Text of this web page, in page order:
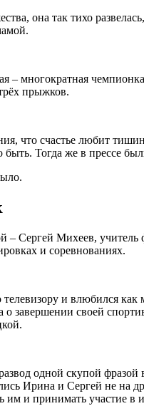
она так тихо
– многократная
прыжков.
что счастье любит
быть. Тогда же в прессе
Сергей Михеев, учитель
и соревнованиях.
и влюбился как
о завершении своей
одной скупой фразой
Ирина и Сергей не на
им и принимать участие в